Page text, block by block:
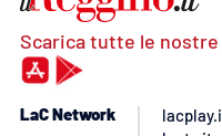
Scarica tutte le nostre
LaC Network